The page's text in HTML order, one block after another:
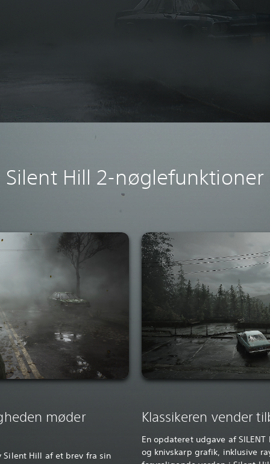
Silent Hill 2-nøglefunktioner
møder
Silent Hill af et brev fra sin
Klassikeren vender
En opdateret udgave af
og knivskarp grafik, inklusive